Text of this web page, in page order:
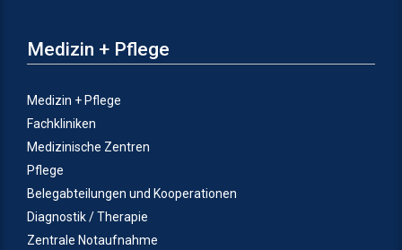
Medizin + Pflege
Medizin + Pflege
Fachkliniken
Medizinische Zentren
Pflege
Belegabteilungen und Kooperationen
Diagnostik / Therapie
Zentrale Notaufnahme